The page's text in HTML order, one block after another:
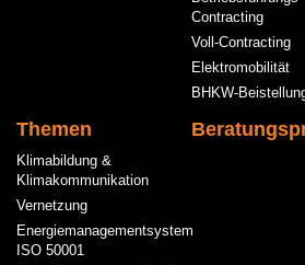
Contracting
Voll-Contracting
Elektromobilität
BHKW-
Themen
Klimabildung &
Klimakommunikation
Vernetzung
Energiemanagementsystem
ISO 50001